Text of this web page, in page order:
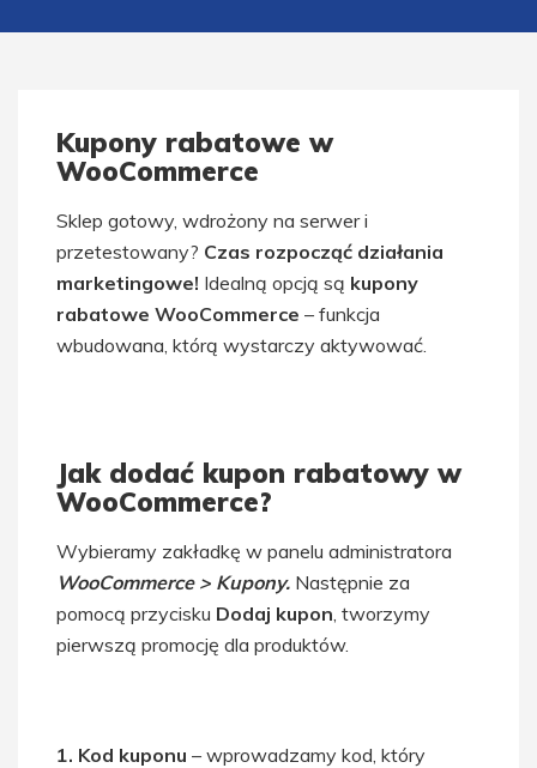
Kupony rabatowe w
WooCommerce
Sklep gotowy, wdrożony na serwer i
przetestowany? Czas rozpocząć działania
marketingowe! Idealną opcją są kupony
rabatowe WooCommerce – funkcja
wbudowana, którą wystarczy aktywować.
Jak dodać kupon rabatowy w
WooCommerce?
Wybieramy zakładkę w panelu administratora
WooCommerce > Kupony. Następnie za
pomocą przycisku Dodaj kupon , tworzymy
pierwszą promocję dla produktów.
1. Kod kuponu – wprowadzamy kod, który